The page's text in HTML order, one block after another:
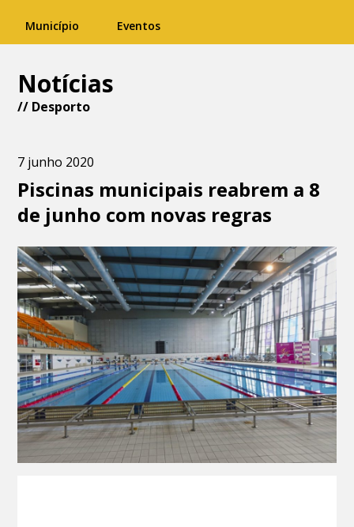
Município Eventos
Notícias
// Desporto
7 junho 2020
Piscinas municipais reabrem a 8
de junho com novas regras